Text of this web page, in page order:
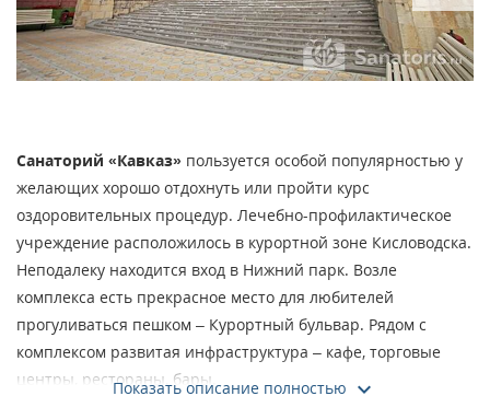
Санаторий «Кавказ» пользуется особой популярностью у
желающих хорошо отдохнуть или пройти курс
оздоровительных процедур. Лечебно-профилактическое
учреждение расположилось в курортной зоне Кисловодска.
Неподалеку находится вход в Нижний парк. Возле
комплекса есть прекрасное место для любителей
прогуливаться пешком – Курортный бульвар. Рядом с
комплексом развитая инфраструктура – кафе, торговые
центры, рестораны, бары.Показать описание полностью